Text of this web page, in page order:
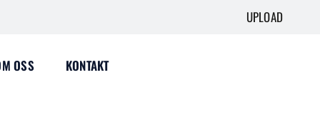
UPLOAD
OSS KONTAKT